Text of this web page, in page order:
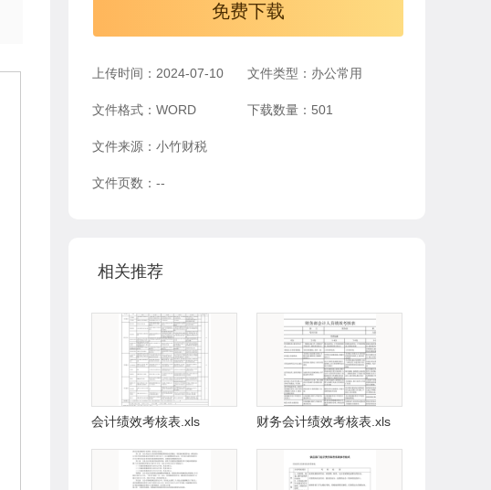
免费下载
上传时间：2024-07-10 文件类型：办公常用
文件格式：WORD 下载数量：501
文件来源：小竹财税
文件页数：--
相关推荐
会计绩效考核表.xls 财务会计绩效考核表.xls